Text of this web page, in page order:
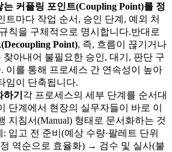
는 커플링 포인트(Coupling Point)를 정
트마다 작업 순서, 승인 단계, 예외 처
칙을 구체적으로 명시합니다.반대로
Point), 즉, 흐름이 끊기거나
찾아내어 불필요한 승인, 대기, 판단 구
이를 통해 프로세스 간 연속성이 높아
임이 단축됩니다.
기 각 프로세스의 세부 단계를 순서대
단계에서 현장의 실무자들이 바로 이
지침서(Manual) 형태로 문서화하는 것
입고 전 준비(예상 수량·팔레트 단위
역순으로 효율화) → 검수 및 실사(불